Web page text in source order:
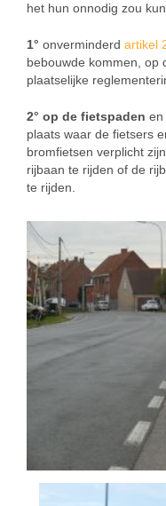
het hun onnodig zou
1° onverminderd artikel
bebouwde kommen, op
plaatselijke
2° op de fietspaden en
plaats waar de fietsers
bromfietsen verplicht
rijbaan te rijden of de
te rijden.